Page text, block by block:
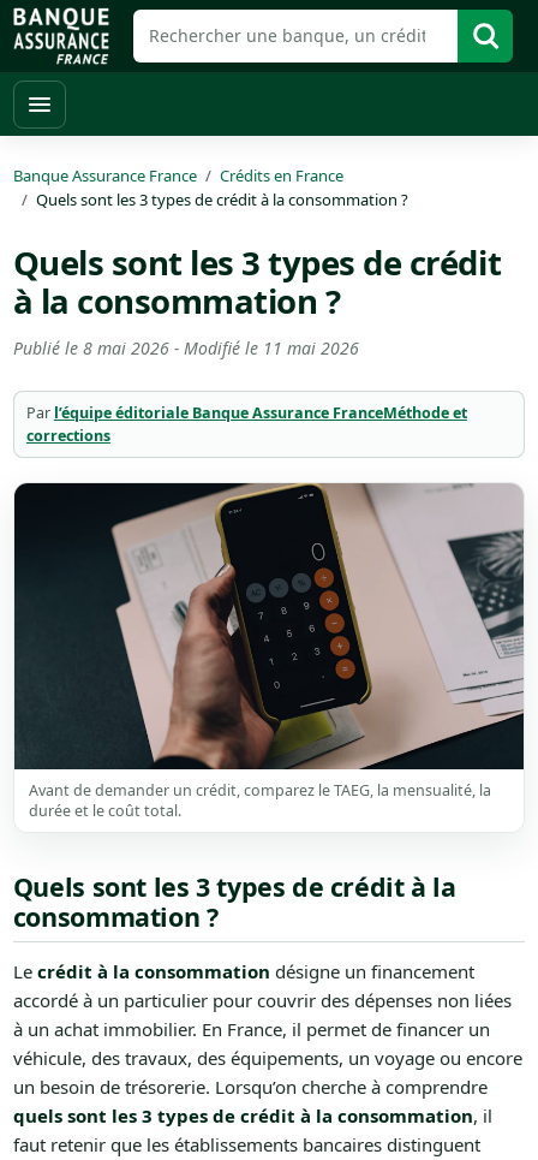
Banque Assurance France
Crédits en France
Quels sont les 3 types de crédit à la consommation ?
Quels sont les 3 types de crédit
à la consommation ?
Publié le 8 mai 2026- Modifié le 11 mai 2026
Par l’équipe éditoriale Banque Assurance FranceMéthode et
corrections
Avant de demander un crédit, comparez le TAEG, la mensualité, la
durée et le coût total.
Quels sont les 3 types de crédit à la
consommation ?
Le crédit à la consommation désigne un financement
accordé à un particulier pour couvrir des dépenses non liées
à un achat immobilier. En France, il permet de financer un
véhicule, des travaux, des équipements, un voyage ou encore
un besoin de trésorerie. Lorsqu’on cherche à comprendre
quels sont les 3 types de crédit à la consommation, il
faut retenir que les établissements bancaires distinguent